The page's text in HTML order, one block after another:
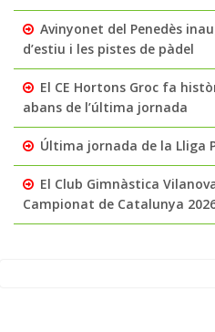
Avinyonet del Penedès
d’estiu i les pistes de pàdel
El CE Hortons Groc fa
abans de l’última jornada
Última jornada de la Lliga
El Club Gimnàstica
Campionat de Catalunya